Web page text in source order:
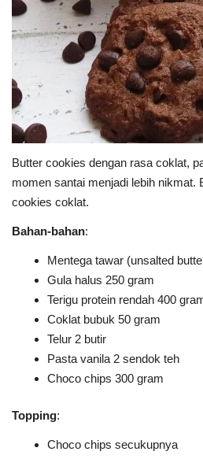
Butter cookies dengan rasa coklat,
momen santai menjadi lebih nikmat.
cookies coklat.
Bahan-bahan:
Mentega tawar (unsalted
Gula halus 250 gram
Terigu protein rendah 400
Coklat bubuk 50 gram
Telur 2 butir
Pasta vanila 2 sendok teh
Choco chips 300 gram
Topping:
Choco chips secukupnya